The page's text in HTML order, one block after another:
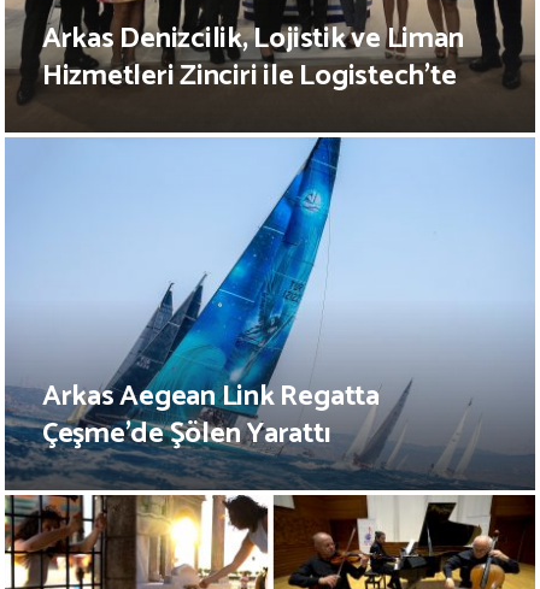
Arkas Denizcilik, Lojistik ve Liman
Hizmetleri Zinciri ile Logistech’te
Arkas Aegean Link Regatta
Çeşme’de Şölen Yarattı